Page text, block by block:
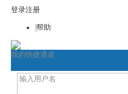
登录注册
|帮助
我的快捷通道
首页